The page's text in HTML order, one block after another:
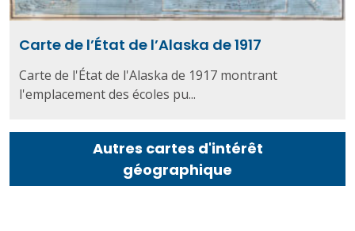
Carte de l’État de l’Alaska de 1917
Carte de l'État de l'Alaska de 1917 montrant
l'emplacement des écoles pu...
Autres cartes d'intérêt
géographique